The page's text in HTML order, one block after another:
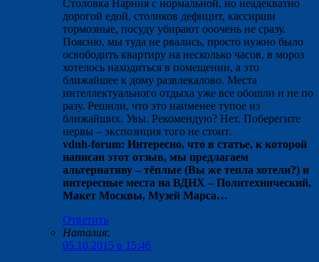
Столовка Нарния с нормальной, но неадекватно
дорогой едой, столиков дефицит, кассирши
тормозные, посуду убирают ооочень не сразу.
Поясню, мы туда не рвались, просто нужно было
освободить квартиру на несколько часов, в мороз
хотелось находиться в помещении, а это
ближайшее к дому развлекалово. Места
интеллектуального отдыха уже все обошли и не по
разу. Решили, что это наименее тупое из
ближайших. Увы. Рекомендую? Нет. Поберегите
нервы – экспозиция того не стоит.
vdnh-forum: Интересно, что в статье, к которой
написан этот отзыв, мы предлагаем
альтернативу – тёплые (Вы же тепла хотели?) и
интересные места на ВДНХ – Политехнический,
Макет Москвы, Музей Марса…
Ответить
Наталия:
05.10.2015 в 15:46